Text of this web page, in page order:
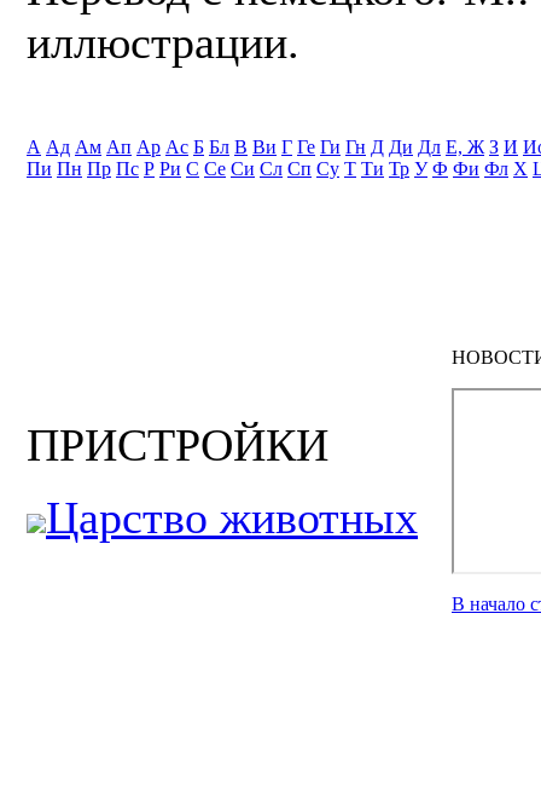
иллюстрации.
А Ад Ам Ап Ар Ас Б Бл В Ви Г Ге Ги Гн Д Ди Дл Е, Ж З И
Пи Пн Пр Пс Р Ри С Се Си Сл Сп Су Т Ти Тр У Ф Фи Фл Х
ПРИСТРОЙКИ
Царство животных
В начало